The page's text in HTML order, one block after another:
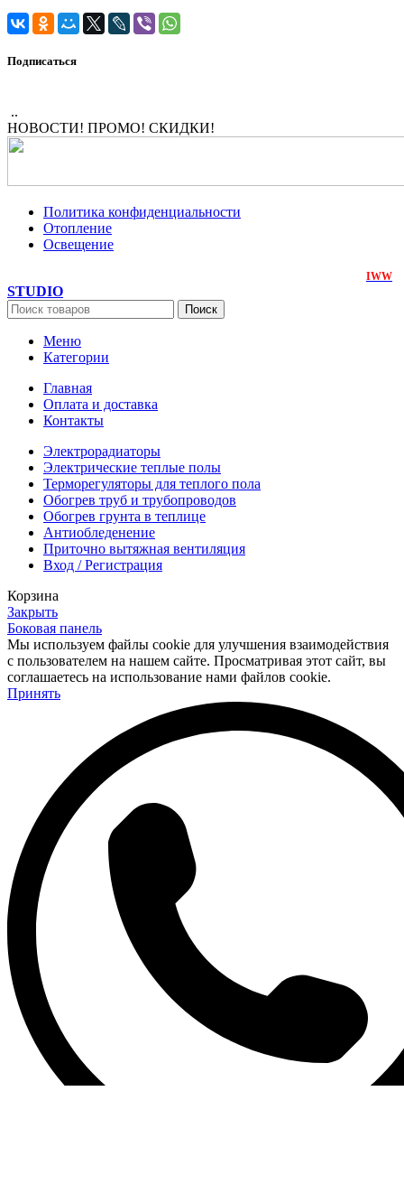
Подписаться
..
НОВОСТИ! ПРОМО! СКИДКИ!
Политика конфиденциальности
Отопление
Освещение
IWW
STUDIO
Поиск
Меню
Категории
Главная
Оплата и доставка
Контакты
Электрорадиаторы
Электрические теплые полы
Терморегуляторы для теплого пола
Обогрев труб и трубопроводов
Обогрев грунта в теплице
Антиобледенение
Приточно вытяжная вентиляция
Вход / Регистрация
Корзина
Закрыть
Боковая панель
Мы используем файлы cookie для улучшения взаимодействия
с пользователем на нашем сайте. Просматривая этот сайт, вы
соглашаетесь на использование нами файлов cookie.
Принять